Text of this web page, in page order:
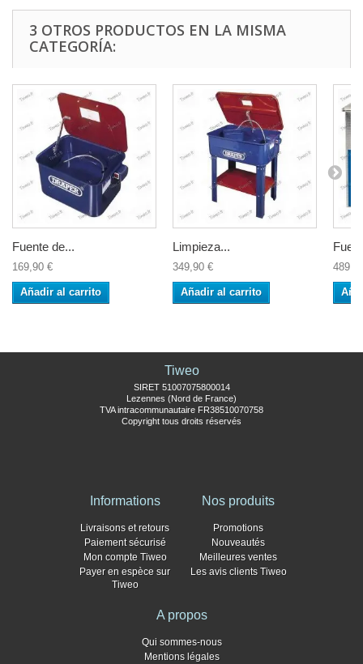
3 OTROS PRODUCTOS EN LA MISMA
CATEGORÍA:
Fuente de...
169,90 €
Añadir al carrito
Limpieza...
349,90 €
Añadir al carrito
Tiweo
SIRET 51007075800014
Lezennes (Nord de France)
TVA intracommunautaire FR38510070758
Copyright tous droits réservés
Informations
Livraisons et retours
Paiement sécurisé
Mon compte Tiweo
Payer en espèce sur
Tiweo
Nos produits
Promotions
Nouveautés
Meilleures ventes
Les avis clients Tiweo
A propos
Qui sommes-nous
Mentions légales